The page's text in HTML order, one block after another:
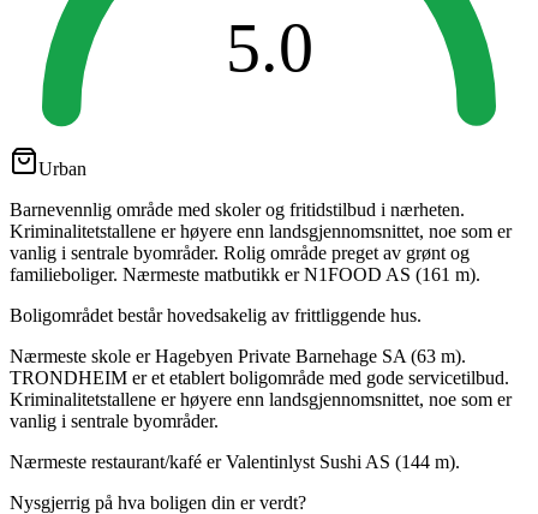
5.0
Urban
Barnevennlig område med skoler og fritidstilbud i nærheten.
Kriminalitetstallene er høyere enn landsgjennomsnittet, noe som er
vanlig i sentrale byområder. Rolig område preget av grønt og
familieboliger. Nærmeste matbutikk er N1FOOD AS (161 m).
Boligområdet består hovedsakelig av frittliggende hus.
Nærmeste skole er Hagebyen Private Barnehage SA (63 m).
TRONDHEIM er et etablert boligområde med gode servicetilbud.
Kriminalitetstallene er høyere enn landsgjennomsnittet, noe som er
vanlig i sentrale byområder.
Nærmeste restaurant/kafé er Valentinlyst Sushi AS (144 m).
Nysgjerrig på hva boligen din er verdt?